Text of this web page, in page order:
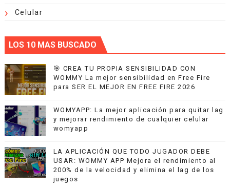
Celular
LOS 10 MAS BUSCADO
🎯 CREA TU PROPIA SENSIBILIDAD CON
WOMMY La mejor sensibilidad en Free Fire
para SER EL MEJOR EN FREE FIRE 2026
WOMYAPP: La mejor aplicación para quitar lag
y mejorar rendimiento de cualquier celular
womyapp
LA APLICACIÓN QUE TODO JUGADOR DEBE
USAR: WOMMY APP Mejora el rendimiento al
200% de la velocidad y elimina el lag de los
juegos